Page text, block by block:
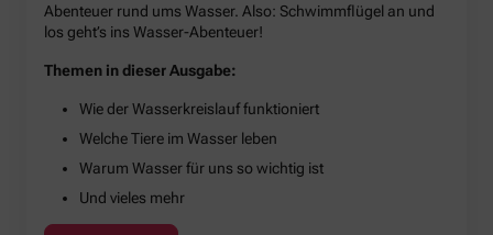
Abenteuer rund ums Wasser. Also: Schwimmflügel an und
los geht’s ins Wasser-Abenteuer!
Themen in dieser Ausgabe:
Wie der Wasserkreislauf funktioniert
Welche Tiere im Wasser leben
Warum Wasser für uns so wichtig ist
Und vieles mehr